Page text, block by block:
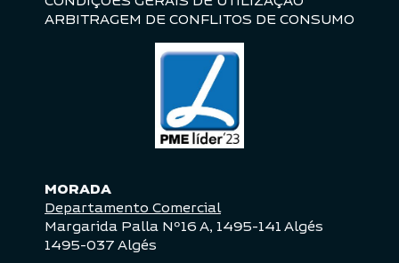
ARBITRAGEM DE CONFLITOS DE CONSUMO
MORADA
Departamento Comercial
Margarida Palla Nº16 A, 1495-141 Algés
1495-037 Algés